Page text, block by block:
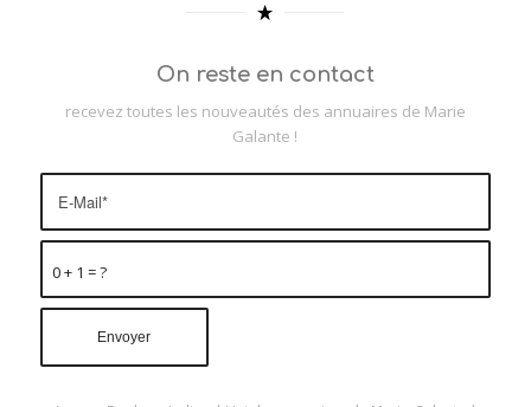
On reste en contact
recevez toutes les nouveautés des annuaires de Marie
Galante !
0 + 1 = ?